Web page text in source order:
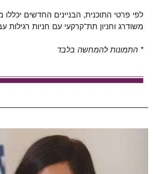
לפי פרטי התוכנית, הבניינים החדשים
משודרג וחניון תת־קרקעי עם חניות רגילות
* התמונות להמחשה בלבד